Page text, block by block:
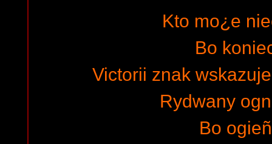
Kto mo¿e
Bo
Victorii znak
Rydwany
Bo